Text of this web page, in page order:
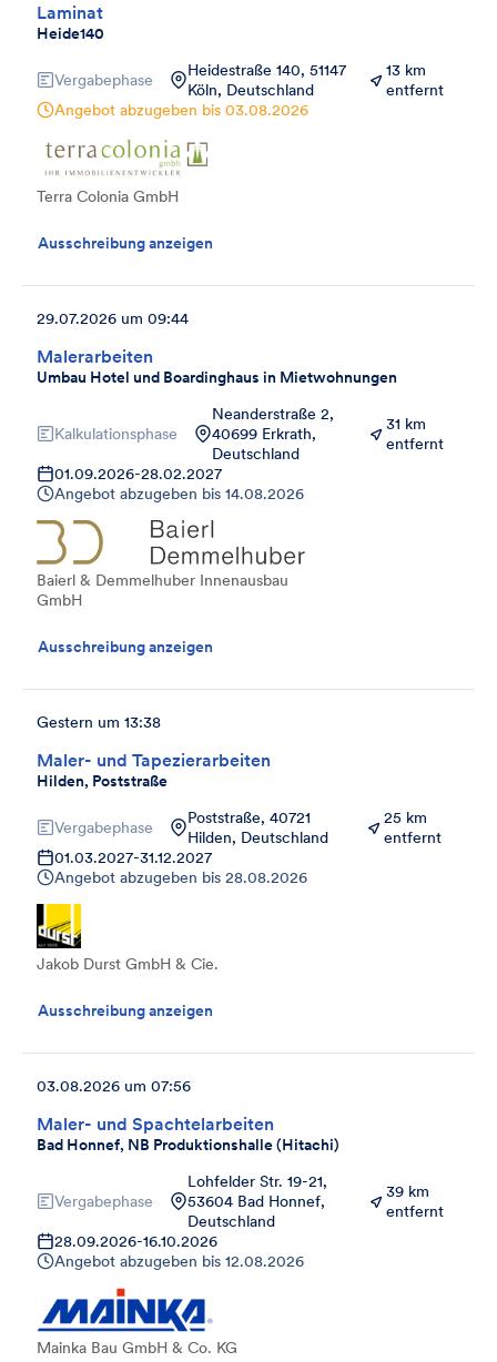
Laminat
Heide140
Vergabephase
Heidestraße 140, 51147
Köln, Deutschland
13 km
entfernt
Angebot abzugeben bis 03.08.2026
Terra Colonia GmbH
Ausschreibung anzeigen
Malerarbeiten
Umbau Hotel und Boardinghaus in Mietwohnungen
29.07.2026 um 09:44
Kalkulationsphase
Neanderstraße 2,
40699 Erkrath,
Deutschland
31 km
entfernt
01.09.2026-28.02.2027
Angebot abzugeben bis 14.08.2026
Baierl & Demmelhuber Innenausbau
GmbH
Ausschreibung anzeigen
Maler- und Tapezierarbeiten
Hilden, Poststraße
Gestern um 13:38
Vergabephase
Poststraße, 40721
Hilden, Deutschland
25 km
entfernt
01.03.2027-31.12.2027
Angebot abzugeben bis 28.08.2026
Jakob Durst GmbH & Cie.
Ausschreibung anzeigen
Maler- und Spachtelarbeiten
Bad Honnef, NB Produktionshalle (Hitachi)
03.08.2026 um 07:56
Vergabephase
Lohfelder Str. 19-21,
53604 Bad Honnef,
Deutschland
39 km
entfernt
28.09.2026-16.10.2026
Angebot abzugeben bis 12.08.2026
Mainka Bau GmbH & Co. KG